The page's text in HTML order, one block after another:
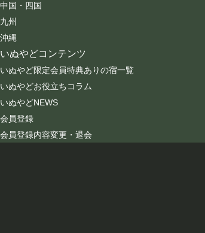
中国・四国
九州
沖縄
いぬやどコンテンツ
いぬやど限定会員特典ありの宿一覧
いぬやどお役立ちコラム
いぬやどNEWS
会員登録
会員登録内容変更・退会